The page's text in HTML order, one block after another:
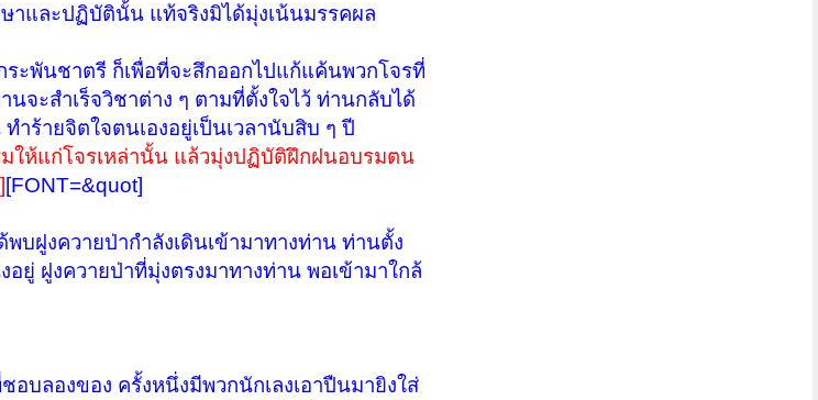
าและปฏิบัตินั้น แท้จริงมิได้มุ่งเน้นมรรคผล
ระพันชาตรี ก็เพื่อที่จะสึกออกไปแก้แค้นพวกโจรที่
ะสำเร็จวิชาต่าง ๆ ตามที่ตั้งใจไว้ ท่านกลับได้
ร้ายจิตใจตนเองอยู่เป็นเวลานับสิบ ๆ ปี
ให้แก่โจรเหล่านั้น แล้วมุ่งปฏิบัติฝึกฝนอบรมตน
[FONT=&quot]
บฝูงควายป่ากำลังเดินเข้ามาทางท่าน ท่านตั้ง
ยู่ ฝูงควายป่าที่มุ่งตรงมาทางท่าน พอเข้ามาใกล้
บลองของ ครั้งหนึ่งมีพวกนักเลงเอาปืนมายิงใส่